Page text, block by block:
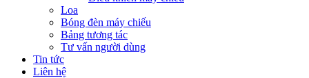
Loa
Bóng đèn máy chiếu
Bảng tương tác
Tư vấn người dùng
Tin tức
Liên hệ